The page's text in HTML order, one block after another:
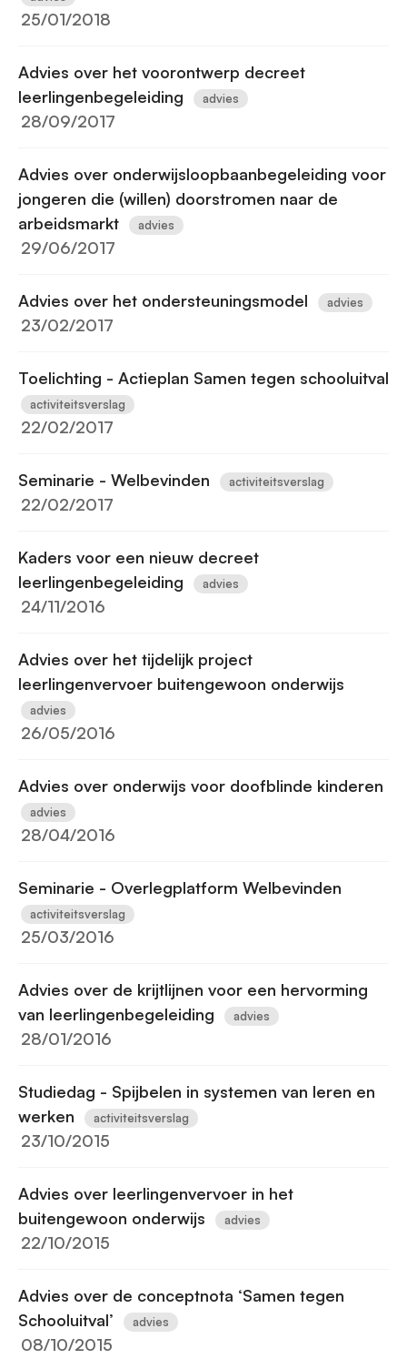
25/01/2018
Advies over het voorontwerp decreet
leerlingenbegeleiding
advies
28/09/2017
Advies over onderwijsloopbaanbegeleiding voor
jongeren die (willen) doorstromen naar de
arbeidsmarkt
advies
29/06/2017
Advies over het ondersteuningsmodel advies
23/02/2017
Toelichting - Actieplan Samen tegen schooluitval
activiteitsverslag
22/02/2017
Seminarie - Welbevinden activiteitsverslag
22/02/2017
Kaders voor een nieuw decreet
leerlingenbegeleiding
advies
24/11/2016
Advies over het tijdelijk project
leerlingenvervoer buitengewoon onderwijs
advies
26/05/2016
Advies over onderwijs voor doofblinde kinderen
advies
28/04/2016
Seminarie - Overlegplatform Welbevinden
activiteitsverslag
25/03/2016
Advies over de krijtlijnen voor een hervorming
van leerlingenbegeleiding
advies
28/01/2016
Studiedag - Spijbelen in systemen van leren en
werken
activiteitsverslag
23/10/2015
Advies over leerlingenvervoer in het
buitengewoon onderwijs
advies
22/10/2015
Advies over de conceptnota ‘Samen tegen
Schooluitval’
advies
08/10/2015